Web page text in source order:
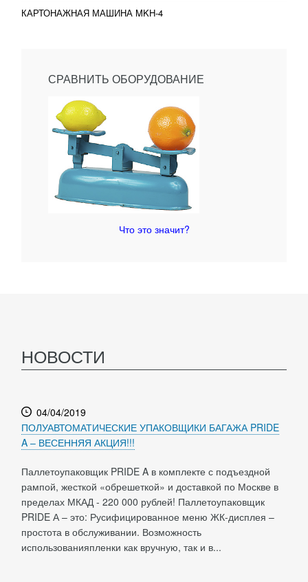
КАРТОНАЖНАЯ МАШИНА MKH-4
СРАВНИТЬ ОБОРУДОВАНИЕ
Что это значит?
НОВОСТИ
04/04/2019
ПОЛУАВТОМАТИЧЕСКИЕ УПАКОВЩИКИ БАГАЖА PRIDE
A – ВЕСЕННЯЯ АКЦИЯ!!!
Паллетоупаковщик PRIDE A в комплекте с подъездной
рампой, жесткой «обрешеткой» и доставкой по Москве в
пределах МКАД - 220 000 рублей! Паллетоупаковщик
PRIDE А – это: Русифицированное меню ЖК-дисплея –
простота в обслуживании. Возможность
использованияпленки как вручную, так и в...